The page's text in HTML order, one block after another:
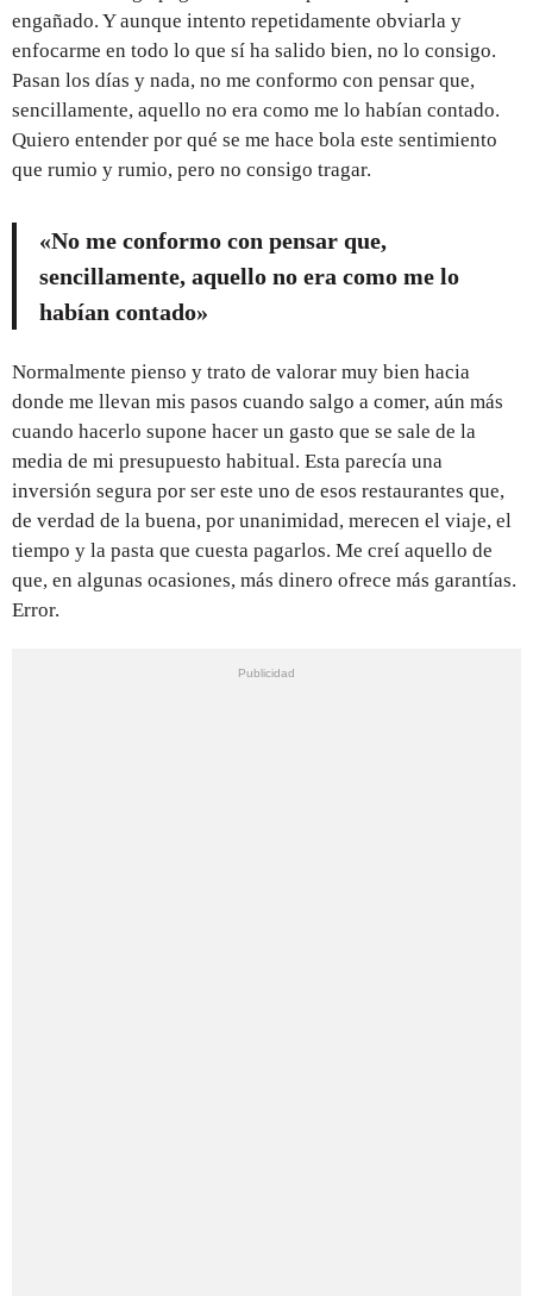
engañado. Y aunque intento repetidamente obviarla y
enfocarme en todo lo que sí ha salido bien, no lo consigo.
Pasan los días y nada, no me conformo con pensar que,
sencillamente, aquello no era como me lo habían contado.
Quiero entender por qué se me hace bola este sentimiento
que rumio y rumio, pero no consigo tragar.
«No me conformo con pensar que,
sencillamente, aquello no era como me lo
habían contado»
Normalmente pienso y trato de valorar muy bien hacia
donde me llevan mis pasos cuando salgo a comer, aún más
cuando hacerlo supone hacer un gasto que se sale de la
media de mi presupuesto habitual. Esta parecía una
inversión segura por ser este uno de esos restaurantes que,
de verdad de la buena, por unanimidad, merecen el viaje, el
tiempo y la pasta que cuesta pagarlos. Me creí aquello de
que, en algunas ocasiones, más dinero ofrece más garantías.
Error.